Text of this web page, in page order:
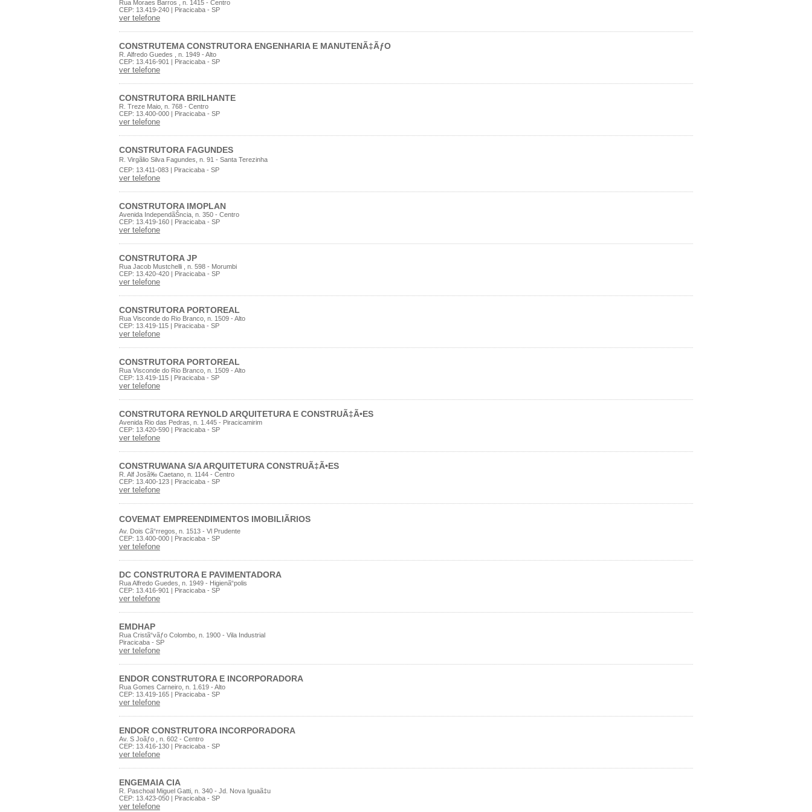
Rua Moraes Barros , n. 1415 - Centro
CEP: 13.419-240 | Piracicaba - SP
ver telefone
CONSTRUTEMA CONSTRUTORA ENGENHARIA E MANUTENÃ‡ÃƒO
R. Alfredo Guedes , n. 1949 - Alto
CEP: 13.416-901 | Piracicaba - SP
ver telefone
CONSTRUTORA BRILHANTE
R. Treze Maio, n. 768 - Centro
CEP: 13.400-000 | Piracicaba - SP
ver telefone
CONSTRUTORA FAGUNDES
R. Virgãlio Silva Fagundes, n. 91 - Santa Terezinha
CEP: 13.411-083 | Piracicaba - SP
ver telefone
CONSTRUTORA IMOPLAN
Avenida IndependãŠncia, n. 350 - Centro
CEP: 13.419-160 | Piracicaba - SP
ver telefone
CONSTRUTORA JP
Rua Jacob Mustchelli , n. 598 - Morumbi
CEP: 13.420-420 | Piracicaba - SP
ver telefone
CONSTRUTORA PORTOREAL
Rua Visconde do Rio Branco, n. 1509 - Alto
CEP: 13.419-115 | Piracicaba - SP
ver telefone
CONSTRUTORA PORTOREAL
Rua Visconde do Rio Branco, n. 1509 - Alto
CEP: 13.419-115 | Piracicaba - SP
ver telefone
CONSTRUTORA REYNOLD ARQUITETURA E CONSTRUÃ‡Ã•ES
Avenida Rio das Pedras, n. 1.445 - Piracicamirim
CEP: 13.420-590 | Piracicaba - SP
ver telefone
CONSTRUWANA S/A ARQUITETURA CONSTRUÃ‡Ã•ES
R. Alf Josã‰ Caetano, n. 1144 - Centro
CEP: 13.400-123 | Piracicaba - SP
ver telefone
COVEMAT EMPREENDIMENTOS IMOBILIÃRIOS
Av. Dois Cã“rregos, n. 1513 - Vl Prudente
CEP: 13.400-000 | Piracicaba - SP
ver telefone
DC CONSTRUTORA E PAVIMENTADORA
Rua Alfredo Guedes, n. 1949 - Higienã“polis
CEP: 13.416-901 | Piracicaba - SP
ver telefone
EMDHAP
Rua Cristã“vãƒo Colombo, n. 1900 - Vila Industrial
Piracicaba - SP
ver telefone
ENDOR CONSTRUTORA E INCORPORADORA
Rua Gomes Carneiro, n. 1.619 - Alto
CEP: 13.419-165 | Piracicaba - SP
ver telefone
ENDOR CONSTRUTORA INCORPORADORA
Av. S Joãƒo , n. 602 - Centro
CEP: 13.416-130 | Piracicaba - SP
ver telefone
ENGEMAIA CIA
R. Paschoal Miguel Gatti, n. 340 - Jd. Nova Iguaã‡u
CEP: 13.423-050 | Piracicaba - SP
ver telefone